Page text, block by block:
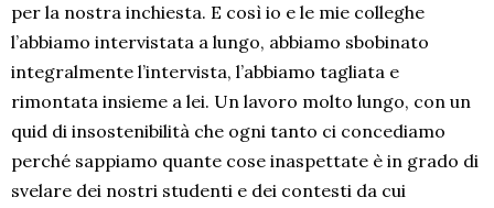
per la nostra inchiesta. E così io e le mie colleghe
l’abbiamo intervistata a lungo, abbiamo sbobinato
integralmente l’intervista, l’abbiamo tagliata e
rimontata insieme a lei. Un lavoro molto lungo, con un
quid di insostenibilità che ogni tanto ci concediamo
perché sappiamo quante cose inaspettate è in grado di
svelare dei nostri studenti e dei contesti da cui